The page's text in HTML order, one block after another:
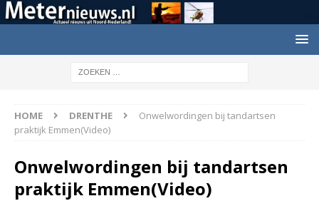
HOME DRENTHE
Onwelwordingen bij tandartsen
praktijk Emmen(Video)
Onwelwordingen bij tandartsen
praktijk Emmen(Video)